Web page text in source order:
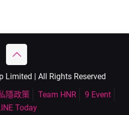
Limited | All Rights Reserved
隱政策 Team HNR
9 Event
Today